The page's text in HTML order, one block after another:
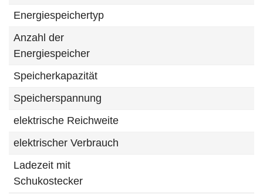
Energiespeichertyp
Anzahl der
Energiespeicher
Speicherkapazität
Speicherspannung
elektrische Reichweite
elektrischer Verbrauch
Ladezeit mit
Schukostecker